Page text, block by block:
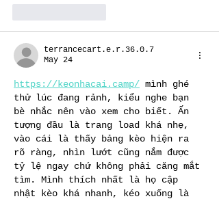
terrancecart.e.r.36.0.7
May 24
https://keonhacai.camp/ mình ghé
thử lúc đang rảnh, kiểu nghe bạn
bè nhắc nên vào xem cho biết. Ấn
tượng đầu là trang load khá nhẹ,
vào cái là thấy bảng kèo hiện ra
rõ ràng, nhìn lướt cũng nắm được
tỷ lệ ngay chứ không phải căng mắt
tìm. Mình thích nhất là họ cập
nhật kèo khá nhanh, kéo xuống là